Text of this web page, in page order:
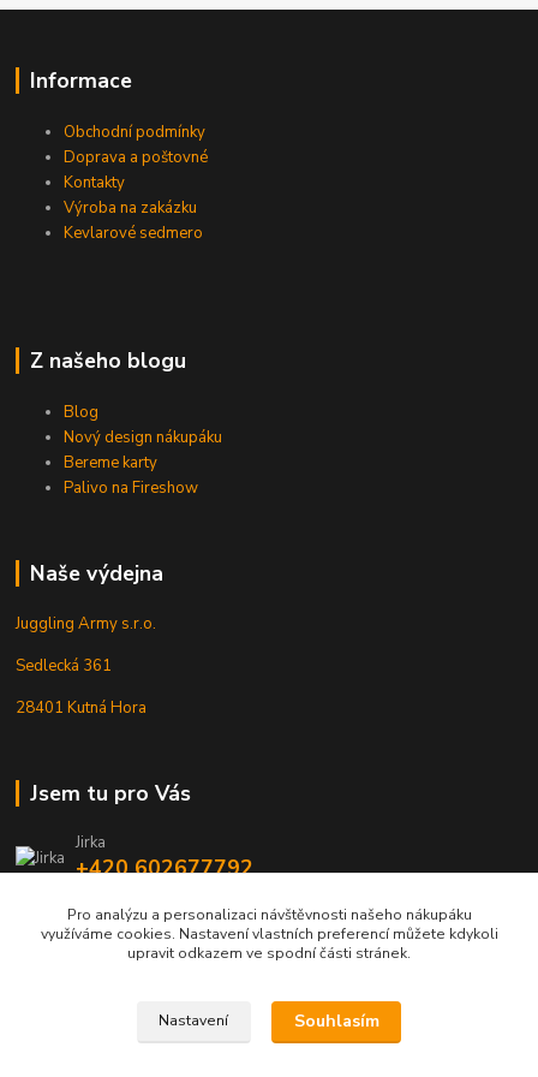
Informace
Obchodní podmínky
Doprava a poštovné
Kontakty
Výroba na zakázku
Kevlarové sedmero
Z našeho blogu
Blog
Nový design nákupáku
Bereme karty
Palivo na Fireshow
Naše výdejna
Juggling Army s.r.o.
Sedlecká 361
28401 Kutná Hora
Jsem tu pro Vás
Jirka
+420 602677792
info@jarmy.cz
Pro analýzu a personalizaci návštěvnosti našeho nákupáku
využíváme cookies. Nastavení vlastních preferencí můžete kdykoli
upravit odkazem ve spodní části stránek.
Nastavení Souhlasím